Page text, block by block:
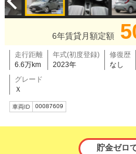
6年賃貸月額定額
走行距離
6.6万km
年式(初度登録)
2023年
修復歴
なし
グレード
Ｘ
車両ID 00087609
貯金ゼロ